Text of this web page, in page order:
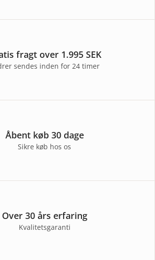
fragt over 1.995 SEK
sendes inden for 24 timer
Åbent køb 30 dage
Sikre køb hos os
Over 30 års erfaring
Kvalitetsgaranti